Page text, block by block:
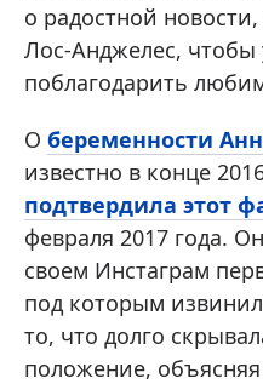
о радостной
Лос-Анджелес, чтобы
поблагодарить
О беременности
известно в конце
подтвердила этот
февраля 2017 года.
своем Инстаграм
под которым
то, что долго
положение,